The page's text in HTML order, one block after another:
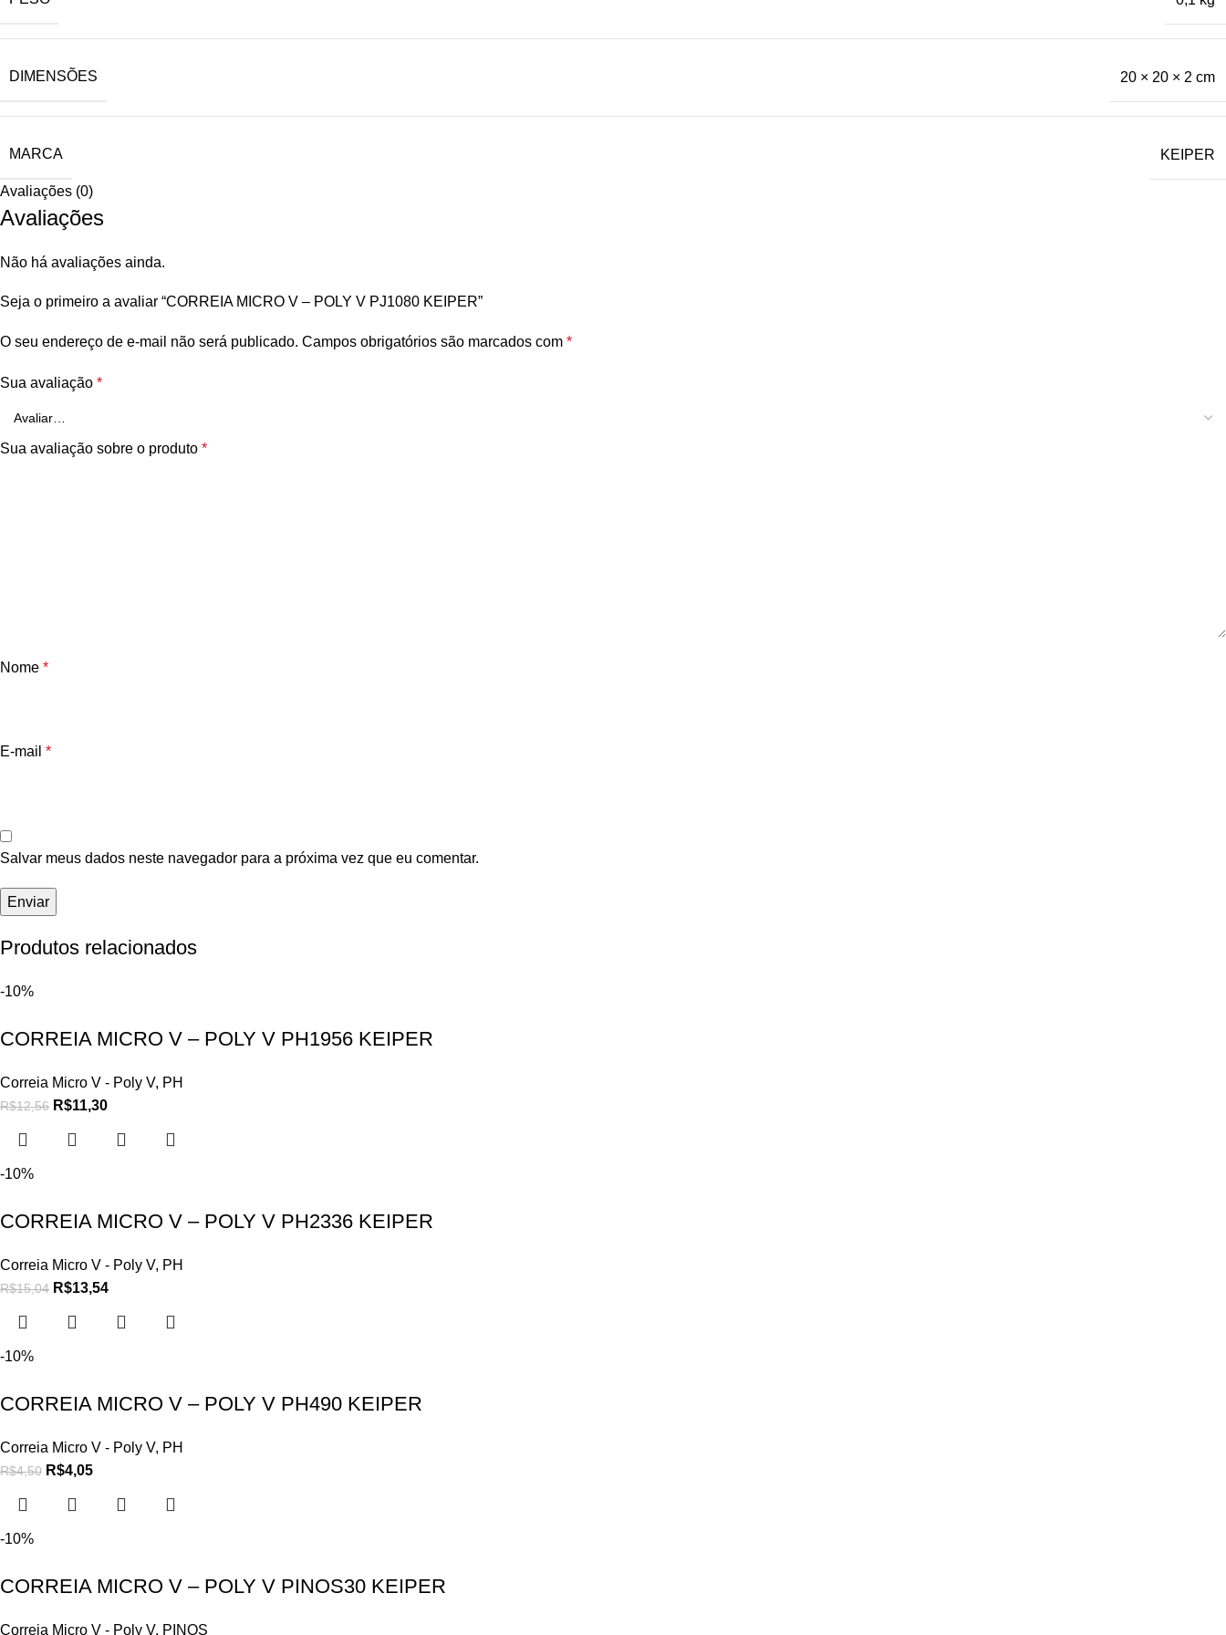
DIMENSÕES 20 × 20 × 2 cm
MARCA KEIPER
Avaliações (0)
Avaliações
Não há avaliações ainda.
Seja o primeiro a avaliar “CORREIA MICRO V – POLY V PJ1080 KEIPER”
O seu endereço de e-mail não será publicado. Campos obrigatórios são marcados com *
Sua avaliação *
Sua avaliação sobre o produto *
Nome *
E-mail *
Salvar meus dados neste navegador para a próxima vez que eu comentar.
Produtos relacionados
-10%
CORREIA MICRO V – POLY V PH1956 KEIPER
Correia Micro V - Poly V, PH
R$12,56 R$11,30
-10%
CORREIA MICRO V – POLY V PH2336 KEIPER
Correia Micro V - Poly V, PH
R$15,04 R$13,54
-10%
CORREIA MICRO V – POLY V PH490 KEIPER
Correia Micro V - Poly V, PH
R$4,50 R$4,05
-10%
CORREIA MICRO V – POLY V PINOS30 KEIPER
Correia Micro V - Poly V, PINOS